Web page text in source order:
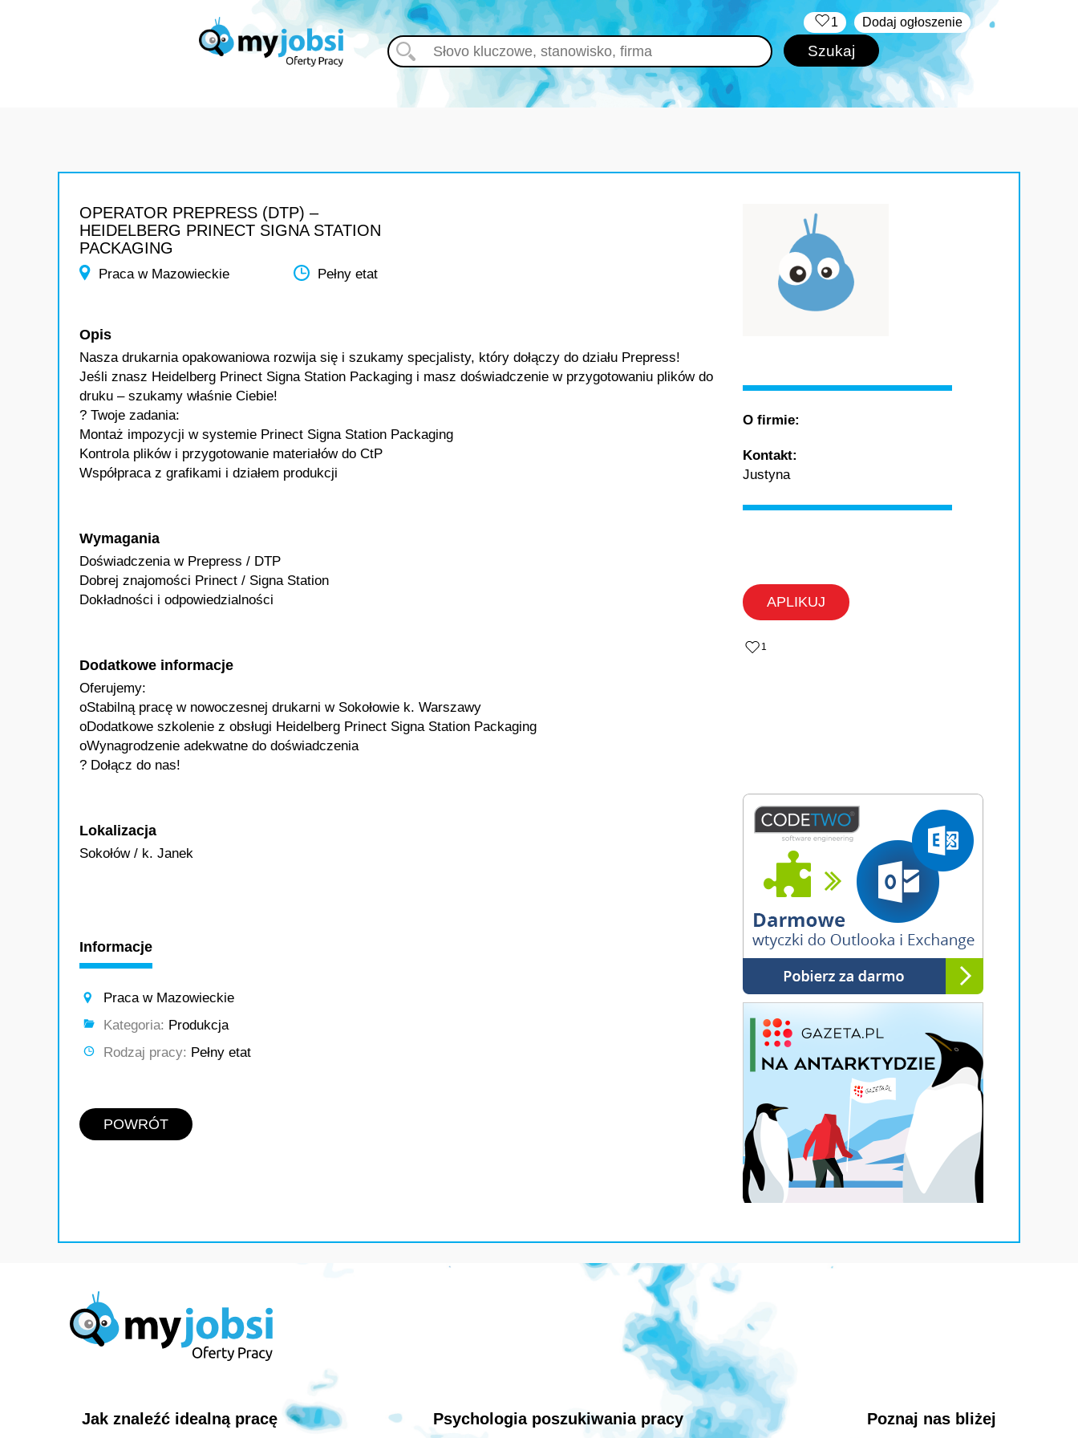
Dodaj ogłoszenie
1
OPERATOR PREPRESS (DTP) –
HEIDELBERG PRINECT SIGNA STATION
PACKAGING
Praca w Mazowieckie Pełny etat
Opis
Nasza drukarnia opakowaniowa rozwija się i szukamy specjalisty, który dołączy do działu Prepress!
Jeśli znasz Heidelberg Prinect Signa Station Packaging i masz doświadczenie w przygotowaniu plików do
druku – szukamy właśnie Ciebie!
? Twoje zadania:
Montaż impozycji w systemie Prinect Signa Station Packaging
Kontrola plików i przygotowanie materiałów do CtP
Współpraca z grafikami i działem produkcji
Wymagania
Doświadczenia w Prepress / DTP
Dobrej znajomości Prinect / Signa Station
Dokładności i odpowiedzialności
Dodatkowe informacje
Oferujemy:
oStabilną pracę w nowoczesnej drukarni w Sokołowie k. Warszawy
oDodatkowe szkolenie z obsługi Heidelberg Prinect Signa Station Packaging
oWynagrodzenie adekwatne do doświadczenia
? Dołącz do nas!
Lokalizacja
Sokołów / k. Janek
Informacje
Praca w Mazowieckie
Kategoria: Produkcja
Rodzaj pracy: Pełny etat
POWRÓT
O firmie:
Kontakt:
Justyna
APLIKUJ
‏‏‎ ‎ 1
Jak znaleźć idealną pracę Psychologia poszukiwania pracy Poznaj nas bliżej